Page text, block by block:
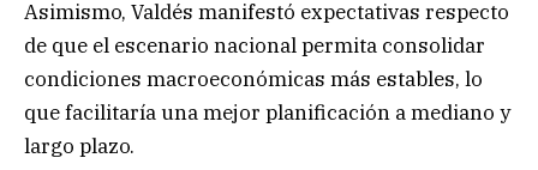
Asimismo, Valdés manifestó expectativas respecto
de que el escenario nacional permita consolidar
condiciones macroeconómicas más estables, lo
que facilitaría una mejor planificación a mediano y
largo plazo.